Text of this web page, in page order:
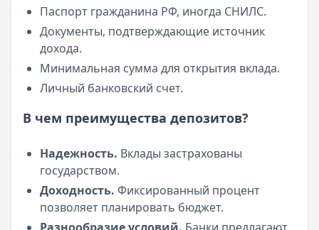
Паспорт гражданина РФ, иногда СНИЛС.
Документы, подтверждающие источник
дохода.
Минимальная сумма для открытия вклада.
Личный банковский счет.
В чем преимущества депозитов?
Надежность. Вклады застрахованы
государством.
Доходность. Фиксированный процент
позволяет планировать бюджет.